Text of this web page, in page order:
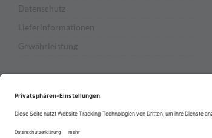
Datenschutz
Lieferinformationen
Gewährleistung
Preisvergleichpartner